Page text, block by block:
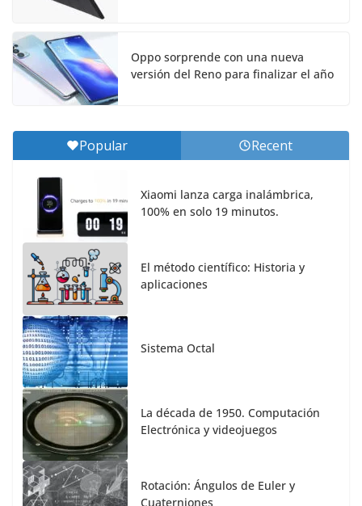
Oppo sorprende con una nueva
versión del Reno para finalizar el año
Popular Recent
Xiaomi lanza carga inalámbrica,
100% en solo 19 minutos.
El método científico: Historia y
aplicaciones
Sistema Octal
La década de 1950. Computación
Electrónica y videojuegos
Rotación: Ángulos de Euler y
Cuaterniones